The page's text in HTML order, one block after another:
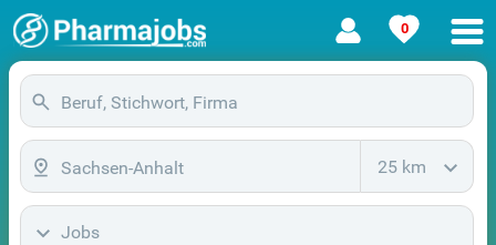
0
25 km
Jobs